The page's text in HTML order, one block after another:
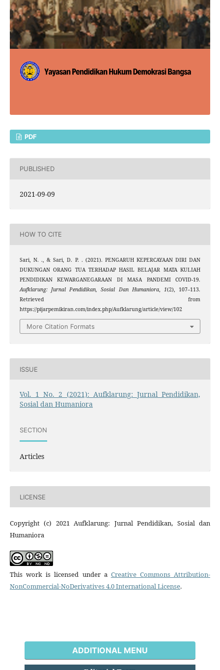
PDF
PUBLISHED
2021-09-09
HOW TO CITE
Sari, N. ., & Sari, D. P. . (2021). PENGARUH KEPERCAYAAN DIRI DAN
DUKUNGAN ORANG TUA TERHADAP HASIL BELAJAR MATA KULIAH
PENDIDIKAN KEWARGANEGARAAN DI MASA PANDEMI COVID-19.
Aufklarung: Jurnal Pendidikan, Sosial Dan Humaniora, 1(2), 107–113.
Retrieved from
https://pijarpemikiran.com/index.php/Aufklarung/article/view/102
More Citation Formats
ISSUE
Vol. 1 No. 2 (2021): Aufklarung: Jurnal Pendidikan,
Sosial dan Humaniora
SECTION
Articles
LICENSE
Copyright (c) 2021 Aufklarung: Jurnal Pendidikan, Sosial dan
Humaniora
This work is licensed under a Creative Commons Attribution-
NonCommercial-NoDerivatives 4.0 International License.
ADDITIONAL MENU